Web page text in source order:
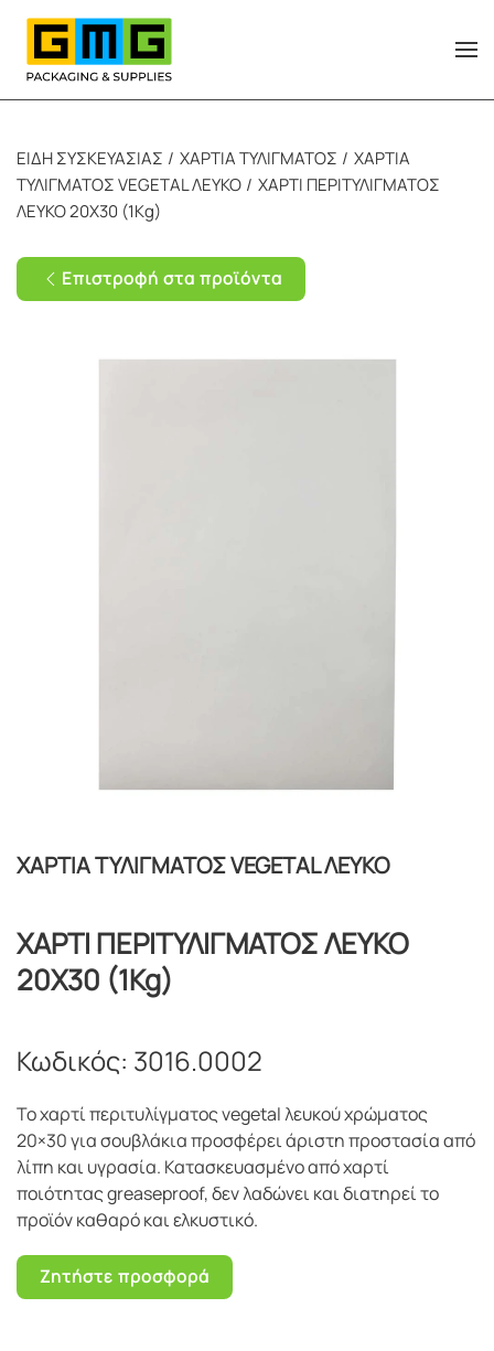
Skip to main content
ΕΙΔΗ ΣΥΣΚΕΥΑΣΙΑΣ ΧΑΡΤΙΑ ΤΥΛΙΓΜΑΤΟΣ
ΧΑΡΤΙΑ
ΤΥΛΙΓΜΑΤΟΣ VEGETAL ΛΕΥΚΟ
ΧΑΡΤΙ ΠΕΡΙΤΥΛΙΓΜΑΤΟΣ
ΛΕΥΚΟ 20Χ30 (1Kg)
Επιστροφή στα προϊόντα
ΧΑΡΤΙΑ ΤΥΛΙΓΜΑΤΟΣ VEGETAL ΛΕΥΚΟ
ΧΑΡΤΙ ΠΕΡΙΤΥΛΙΓΜΑΤΟΣ ΛΕΥΚΟ
20Χ30 (1Kg)
Κωδικός: 3016.0002
Το χαρτί περιτυλίγματος vegetal λευκού χρώματος
20×30 για σουβλάκια προσφέρει άριστη προστασία από
λίπη και υγρασία. Κατασκευασμένο από χαρτί
ποιότητας greaseproof, δεν λαδώνει και διατηρεί το
προϊόν καθαρό και ελκυστικό.
Ζητήστε προσφορά